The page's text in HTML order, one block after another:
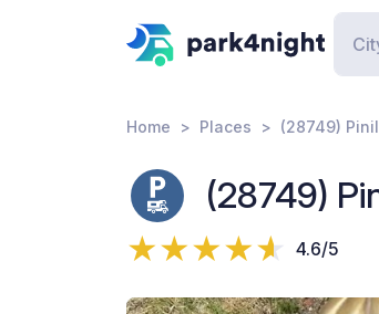
Home Places (28749)
(28749)
4.6/5